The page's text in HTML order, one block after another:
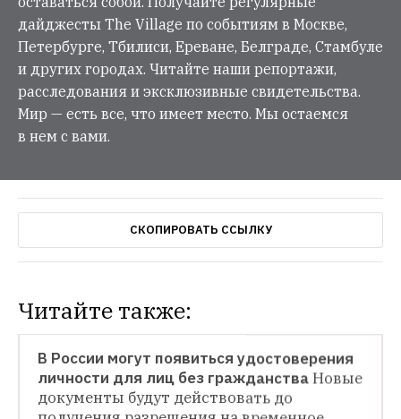
дайджесты The Village по событиям в Москве,
Петербурге, Тбилиси, Ереване, Белграде, Стамбуле
и других городах. Читайте наши репортажи,
расследования и эксклюзивные свидетельства.
Мир — есть все, что имеет место. Мы остаемся
в нем с вами.
СКОПИРОВАТЬ ССЫЛКУ
Читайте также:
НОВОСТИ
НОВОСТИ
В России могут появиться удостоверения
личности для лиц без гражданства Новые
документы будут действовать до